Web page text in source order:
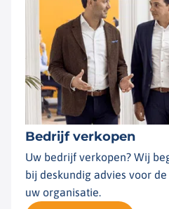
Bedrijf verkopen
Uw bedrijf verkopen? Wij
bij deskundig advies voor
uw organisatie.